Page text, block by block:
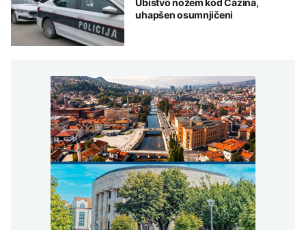
Ubistvo nožem kod Cazina,
uhapšen osumnjičeni